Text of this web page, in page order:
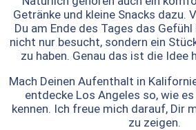
Getränke und kleine Snacks dazu.
Du am Ende des Tages das
nicht nur besucht, sondern ein
zu haben. Genau das ist die Idee
Mach Deinen Aufenthalt in
entdecke Los Angeles so, wie
kennen. Ich freue mich darauf, Dir
zu zeigen.